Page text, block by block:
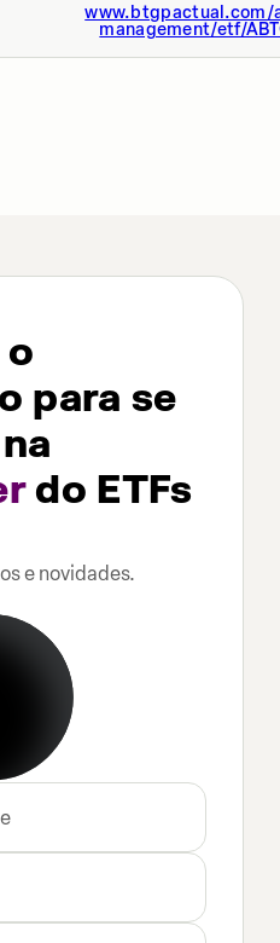
www.btgpactual.com/
management/etf/
para se
do ETFs
e novidades.